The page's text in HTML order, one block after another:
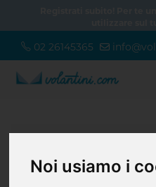
Noi usiamo i
02 26145365